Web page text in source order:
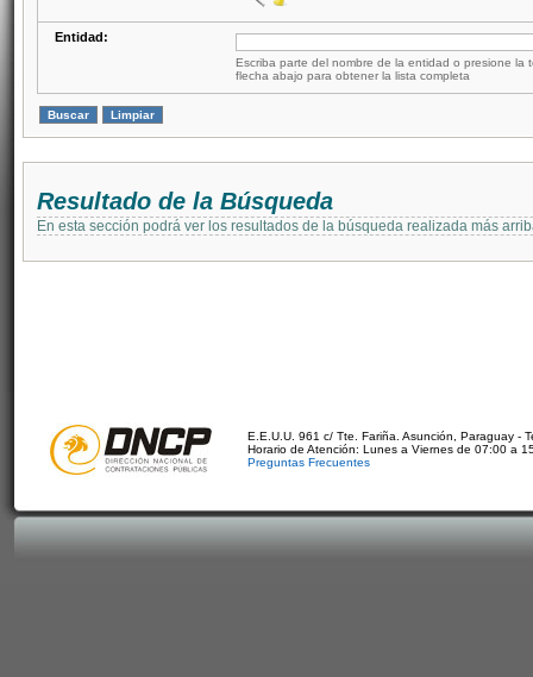
Entidad:
Escriba parte del nombre de la entidad o presione la
flecha abajo para obtener la lista completa
Resultado de la Búsqueda
En esta sección podrá ver los resultados de la búsqueda realizada más
E.E.U.U. 961 c/ Tte. Fariña. Asunción, Paraguay -
Horario de Atención: Lunes a Viernes de 07:00 a
Preguntas Frecuentes